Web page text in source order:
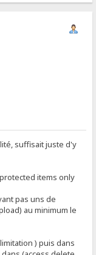
suffisait juste d'y
items only
pas uns de
au minimum le
) puis dans